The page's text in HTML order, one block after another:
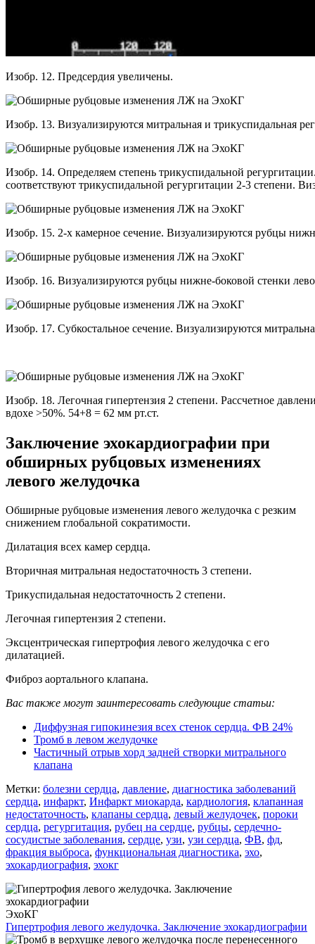
Изобр. 12. Предсердия увеличены.
Изобр. 13. Визуализируются митральная и трикуспидальная
Изобр. 14. Определяем степень трикуспидальной
соответствуют трикуспидальной регургитации 2-3 степени.
Изобр. 15. 2-х камерное сечение. Визуализируются рубцы
Изобр. 16. Визуализируются рубцы нижне-боковой стенки
Изобр. 17. Субкостальное сечение. Визуализируются
Изобр. 18. Легочная гипертензия 2 степени. Рассчетное
вдохе >50%. 54+8 = 62 мм рт.ст.
Заключение эхокардиографии при
обширных рубцовых изменениях
левого желудочка
Обширные рубцовые изменения левого желудочка с резким
снижением глобальной сократимости.
Дилатация всех камер сердца.
Вторичная митральная недостаточность 3 степени.
Трикуспидальная недостаточность 2 степени.
Легочная гипертензия 2 степени.
Эксцентрическая гипертрофия левого желудочка с его
дилатацией.
Фиброз аортального клапана.
Вас также могут заинтересовать следующие статьи:
Диффузная гипокинезия всех стенок сердца. ФВ 24%
Тромб в левом желудочке
Частичный отрыв хорд задней створки митрального
клапана
Метки: болезни сердца, давление, диагностика заболеваний
сердца, инфаркт, Инфаркт миокарда, кардиология, клапанная
недостаточность, клапаны сердца, левый желудочек, пороки
сердца, регургитация, рубец на сердце, рубцы, сердечно-
сосудистые заболевания, сердце, узи, узи сердца, ФВ, фд,
фракция выброса, функциональная диагностика, эхо,
эхокардиография, эхокг
ЭхоКГ
Гипертрофия левого желудочка. Заключение эхокардиографии